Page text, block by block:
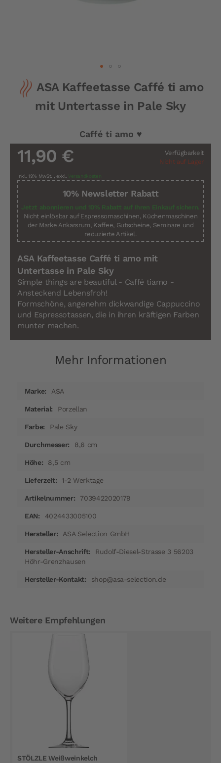
Anfang
Bildergalerie
ASA Kaffeetasse Caffé ti amo
mit Untertasse in Pale Sky
Caffé ti amo ♥
Verfügbarkeit
Nicht auf Lager
11,90 €
Inkl. 19% MwSt. , exkl. Versandkosten
10% Newsletter Rabatt
Jetzt abonnieren und 10% Rabatt auf Ihren Einkauf sichern.
Nicht einlösbar auf Espressomaschinen, Küchenmaschinen
der Marke Ankarsrum, Kaffee, Gutscheine, Seminare und
reduzierte Artikel.
ASA Kaffeetasse Caffé ti amo mit
Untertasse in Pale Sky
Simple things are beautiful - Caffé tiamo -
Ansteckend Lebensfroh!
Formschöne, angenehm dickwandige Cappuccino
und Espressotassen, die in ihren kräftigen Farben
munter machen.
Mehr Informationen
InformationenASA
Porzellan
Pale Sky
8,6 cm
8,5 cm
1-2 Werktage
7039422020179
4024433005100
ASA Selection GmbH
Rudolf-Diesel-Strasse 3 56203
Höhr-Grenzhausen
shop@asa-selection.de
Weitere Empfehlungen
STÖLZLE Weißweinkelch